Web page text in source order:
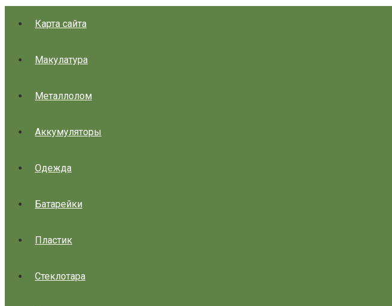
Карта сайта
Макулатура
Металлолом
Аккумуляторы
Одежда
Батарейки
Пластик
Стеклотара